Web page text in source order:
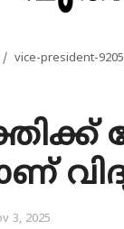
vice-president-9205
3, 2025